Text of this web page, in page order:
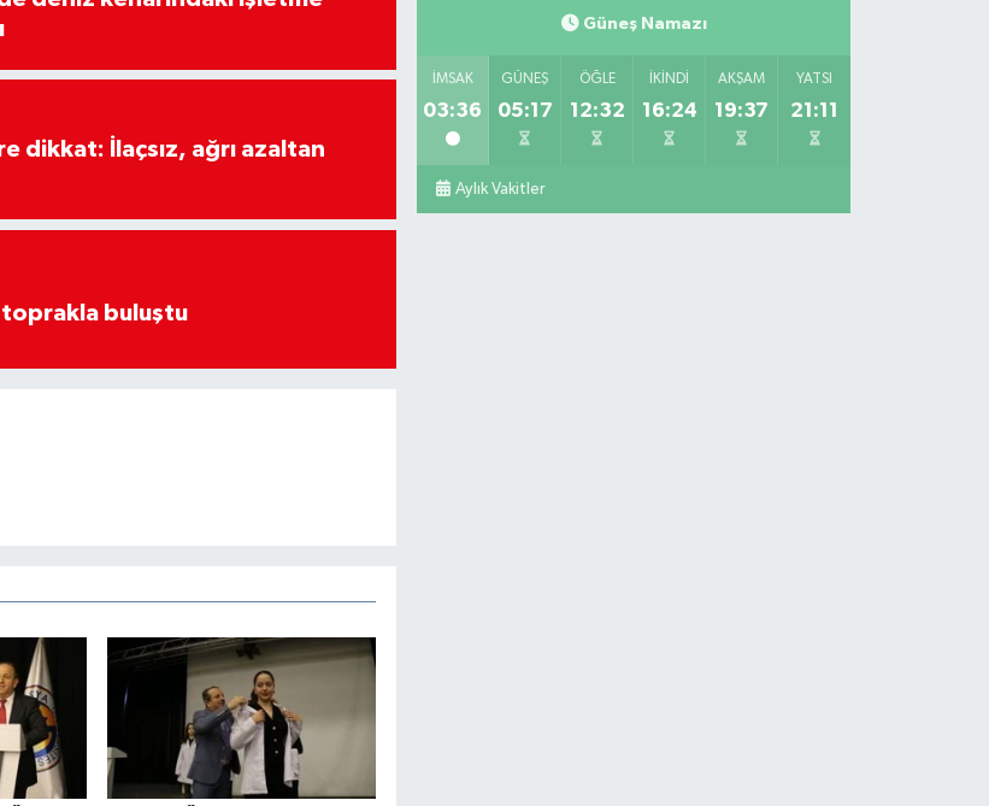
dikkat: İlaçsız, ağrı azaltan
buluştu
Güneş Namazı
İMSAK
03:36
GÜNEŞ
05:17
ÖĞLE
12:32
İKINDI
16:24
AKŞAM
19:37
YATSI
21:11
Aylık Vakitler